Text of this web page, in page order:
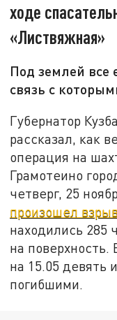
ходе
«Листвяжная»
Под землей все
связь с
Губернатор
рассказал, как
операция на
Грамотеино
четверг, 25
произошел взрыв
находились 285
на
на 15.05 девять
погибшими.